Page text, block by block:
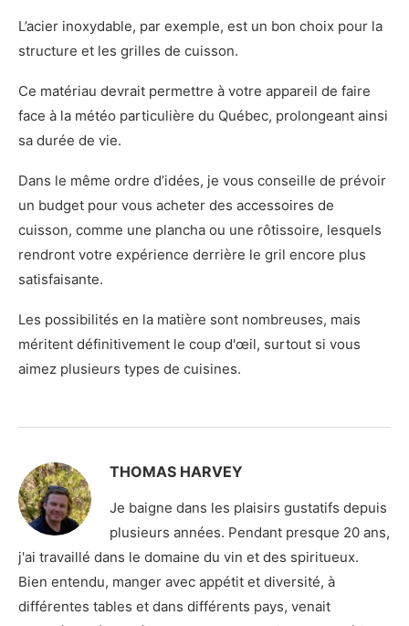
L’acier inoxydable, par exemple, est un bon choix pour la
structure et les grilles de cuisson.
Ce matériau devrait permettre à votre appareil de faire
face à la météo particulière du Québec, prolongeant ainsi
sa durée de vie.
Dans le même ordre d’idées, je vous conseille de prévoir
un budget pour vous acheter des accessoires de
cuisson, comme une plancha ou une rôtissoire, lesquels
rendront votre expérience derrière le gril encore plus
satisfaisante.
Les possibilités en la matière sont nombreuses, mais
méritent définitivement le coup d'œil, surtout si vous
aimez plusieurs types de cuisines.
THOMAS HARVEY
Je baigne dans les plaisirs gustatifs depuis
plusieurs années. Pendant presque 20 ans,
j'ai travaillé dans le domaine du vin et des spiritueux.
Bien entendu, manger avec appétit et diversité, à
différentes tables et dans différents pays, venait